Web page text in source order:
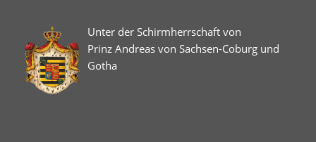
Unter der Schirmherrschaft von
Prinz Andreas von Sachsen-Coburg und
Gotha